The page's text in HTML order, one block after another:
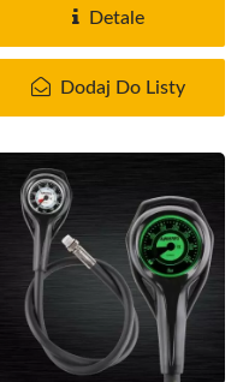
głównym... Detale
Dodaj Do Listy